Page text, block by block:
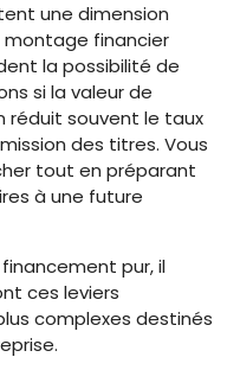
une dimension
financier
la possibilité de
si la valeur de
réduit souvent le taux
des titres. Vous
tout en préparant
à une future
pur, il
ces leviers
complexes destinés